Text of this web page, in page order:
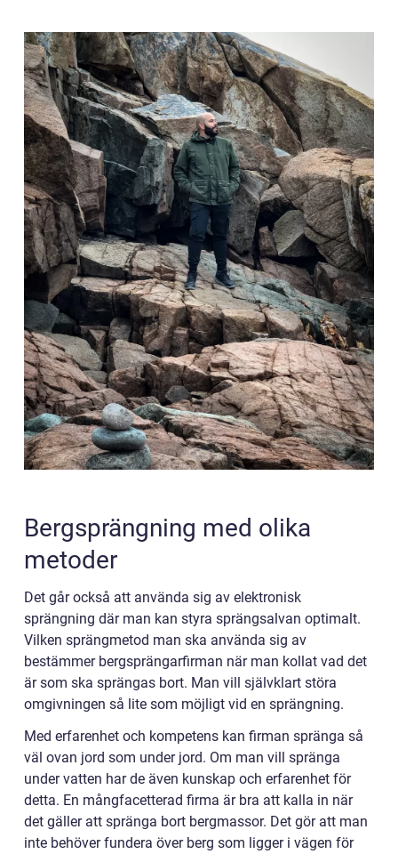
Bergsprängning med olika
metoder
Det går också att använda sig av elektronisk
sprängning där man kan styra sprängsalvan optimalt.
Vilken sprängmetod man ska använda sig av
bestämmer bergsprängarfirman när man kollat vad det
är som ska sprängas bort. Man vill självklart störa
omgivningen så lite som möjligt vid en sprängning.
Med erfarenhet och kompetens kan firman spränga så
väl ovan jord som under jord. Om man vill spränga
under vatten har de även kunskap och erfarenhet för
detta. En mångfacetterad firma är bra att kalla in när
det gäller att spränga bort bergmassor. Det gör att man
inte behöver fundera över berg som ligger i vägen för